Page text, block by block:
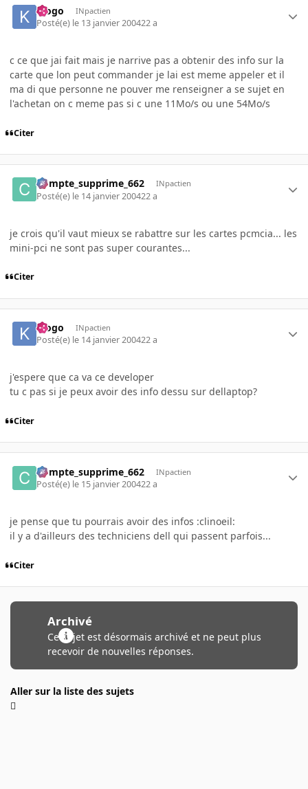
klogo INpactien
Posté(e) le 13 janvier 200422 a
c ce que jai fait mais je narrive pas a obtenir des info sur la
carte que lon peut commander je lai est meme appeler et il
ma di que personne ne pouver me renseigner a se sujet en
l'achetan on c meme pas si c une 11Mo/s ou une 54Mo/s
Citer
Compte_supprime_662 INpactien
Posté(e) le 14 janvier 200422 a
je crois qu'il vaut mieux se rabattre sur les cartes pcmcia... les
mini-pci ne sont pas super courantes...
Citer
klogo INpactien
Posté(e) le 14 janvier 200422 a
j'espere que ca va ce developer
tu c pas si je peux avoir des info dessu sur dellaptop?
Citer
Compte_supprime_662 INpactien
Posté(e) le 15 janvier 200422 a
je pense que tu pourrais avoir des infos :clinoeil:
il y a d'ailleurs des techniciens dell qui passent parfois...
Citer
Archivé
Ce sujet est désormais archivé et ne peut plus
recevoir de nouvelles réponses.
Aller sur la liste des sujets